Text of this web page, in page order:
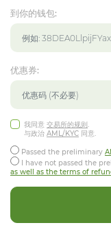
到你的钱包:
优惠券:
我同意 交易所的规则.
与政治 AML/KYC 同意.
Passed the preliminary
I have not passed the
as well as the terms of